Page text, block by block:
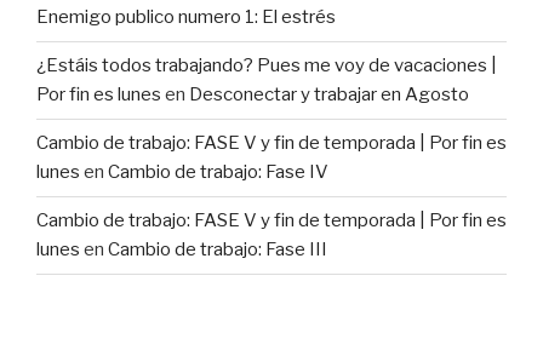
Enemigo publico numero 1: El estrés
¿Estáis todos trabajando? Pues me voy de vacaciones |
Por fin es lunes en Desconectar y trabajar en Agosto
Cambio de trabajo: FASE V y fin de temporada | Por fin es
lunes en Cambio de trabajo: Fase IV
Cambio de trabajo: FASE V y fin de temporada | Por fin es
lunes en Cambio de trabajo: Fase III